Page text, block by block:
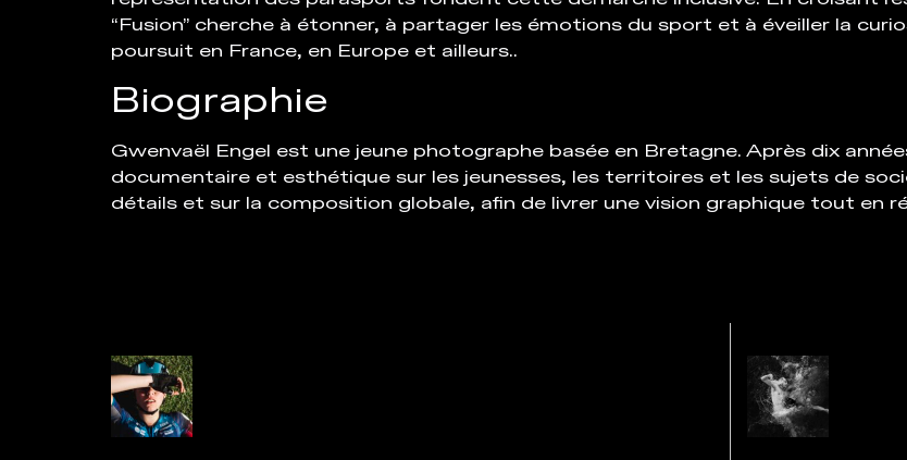
“Fusion” cherche à étonner, à partager les émotions du sport et à éveiller la
poursuit en France, en Europe et ailleurs..
Biographie
Gwenvaël Engel est une jeune photographe basée en Bretagne. Après dix
documentaire et esthétique sur les jeunesses, les territoires et les sujets de
détails et sur la composition globale, afin de livrer une vision graphique tout en